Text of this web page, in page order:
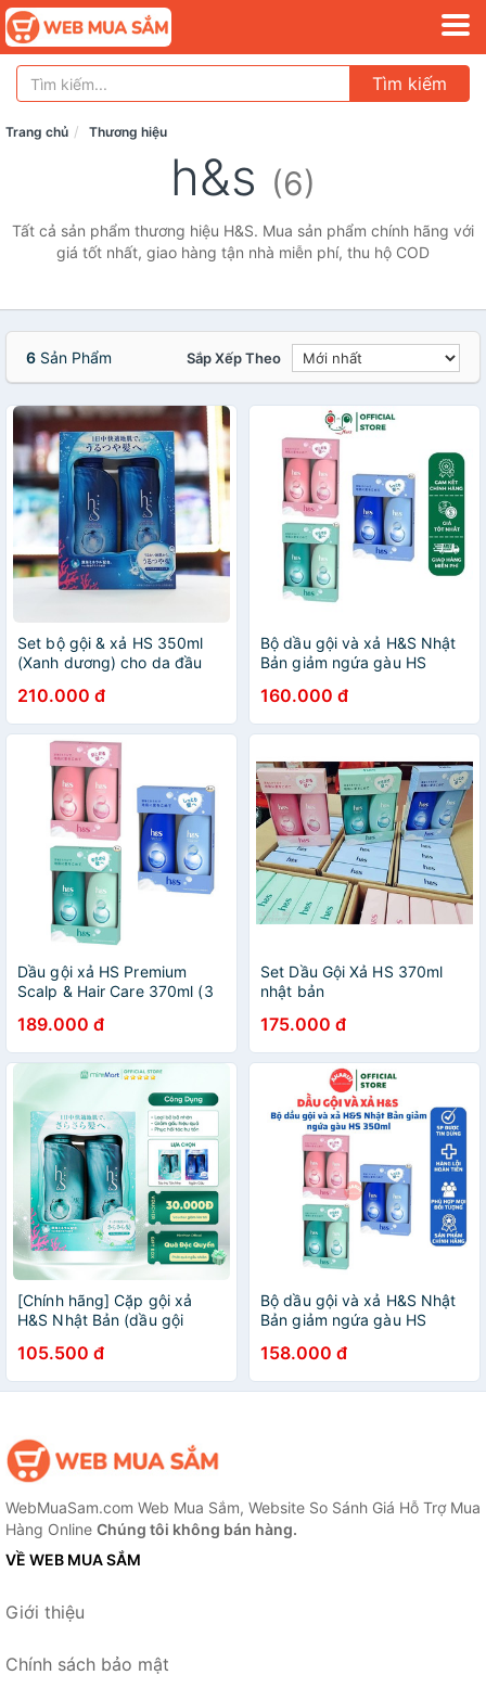
Tìm kiếm
Trang chủ Thương hiệu
h&s (6)
Tất cả sản phẩm thương hiệu H&S. Mua sản phẩm chính hãng với
giá tốt nhất, giao hàng tận nhà miễn phí, thu hộ COD
6 Sản Phẩm Sắp Xếp Theo
Set bộ gội & xả HS 350ml
(Xanh dương) cho da đầu
Địa Nhật
210.000 đ
Bộ dầu gội và xả H&S Nhật
Bản giảm ngứa gàu HS
160.000 đ
Dầu gội xả HS Premium
Scalp & Hair Care 370ml (3
189.000 đ
Set Dầu Gội Xả HS 370ml
nhật bản
175.000 đ
[Chính hãng] Cặp gội xả
H&S Nhật Bản (dầu gội
105.500 đ
Bộ dầu gội và xả H&S Nhật
Bản giảm ngứa gàu HS
158.000 đ
WebMuaSam.com Web Mua Sắm, Website So Sánh Giá Hỗ Trợ Mua
Hàng Online Chúng tôi không bán hàng.
VỀ WEB MUA SẮM
Giới thiệu
Chính sách bảo mật